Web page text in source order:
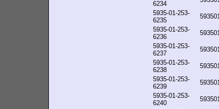
6234
5935-01-253-
6235
5935-01-253-
6236
5935-01-253-
6237
5935-01-253-
6238
5935-01-253-
6239
5935-01-253-
6240